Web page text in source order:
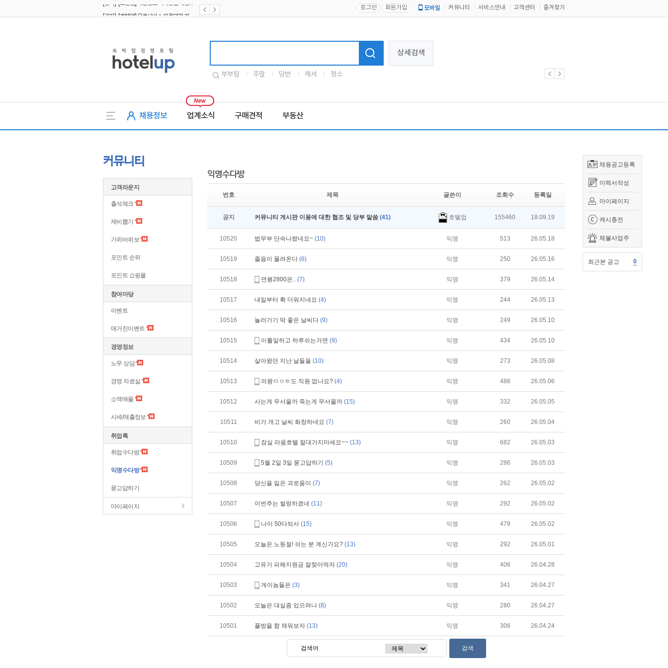
로그인 회원가입 모바일 커뮤니티 서비스안내 고객센터 즐겨찾기
상세검색
부부팀 주말 당번 캐셔 청소
채용정보 업계소식 구매견적 부동산
채용공고등록
이력서작성
마이페이지
캐시충전
체불사업주
최근본 공고 0
커뮤니티
고객라운지
출석체크
제비뽑기
가위바위보
포인트 순위
포인트 쇼핑몰
참여마당
이벤트
매거진이벤트
경영정보
노무 상담
경영 자료실
소액매물
시세/매출정보
취업톡
취업수다방
익명수다방
묻고답하기
마이페이지
익명수다방
번호 제목 글쓴이 조회수 등록일
공지 커뮤니티 게시판 이용에 대한 협조 및 당부 말씀 (41) 호텔업 155460 18.09.19
10520 법무부 단속나왔네요~ (10) 익명 513 26.05.18
10519 졸음이 몰려온다 (6) 익명 250 26.05.16
10518 연봉2800은.. (7) 익명 379 26.05.14
10517 내일부터 확 더워지네요 (4) 익명 244 26.05.13
10516 놀러가기 딱 좋은 날씨다 (9) 익명 249 26.05.10
10515 이틀일하고 하루쉬는거면 (9) 익명 434 26.05.10
10514 살아왔던 지난 날들을 (10) 익명 273 26.05.08
10513 의왕ㅁㅇㅌ도 직원 없나요? (4) 익명 486 26.05.06
10512 사는게 무서울까 죽는게 무서울까 (15) 익명 332 26.05.05
10511 비가 개고 날씨 화창하네요 (7) 익명 260 26.05.04
10510 잠실 라움호텔 절대가지마세요~~ (13) 익명 682 26.05.03
10509 5월 2일 3일 묻고답하기 (5) 익명 286 26.05.03
10508 당신을 잃은 괴로움이 (7) 익명 262 26.05.02
10507 이번주는 썰렁하겠네 (11) 익명 292 26.05.02
10506 나이 50다되서 (15) 익명 479 26.05.02
10505 오늘은 노동절! 쉬는 분 계신가요? (13) 익명 292 26.05.01
10504 고유가 피해지원금 잘찾아먹자 (20) 익명 406 26.04.28
10503 게이놈들은 (3) 익명 341 26.04.27
10502 오늘은 대실좀 있으려나 (8) 익명 280 26.04.27
10501 풀방을 함 채워보자 (13) 익명 306 26.04.24